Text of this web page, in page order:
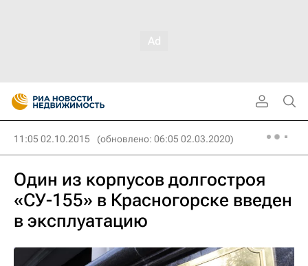
11:05 02.10.2015 (обновлено: 06:05 02.03.2020)
Один из корпусов долгостроя
«СУ-155» в Красногорске введен
в эксплуатацию